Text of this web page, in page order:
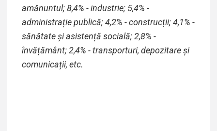
amănuntul; 8,4% - industrie; 5,4% -
administrație publică;4,2% - construcții;4,1% -
sănătate și asistență socială; 2,8% -
învățământ; 2,4% -transporturi, depozitare și
comunicații, etc.